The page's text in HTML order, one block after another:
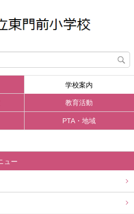
学校案内
教育活動
PTA・地域